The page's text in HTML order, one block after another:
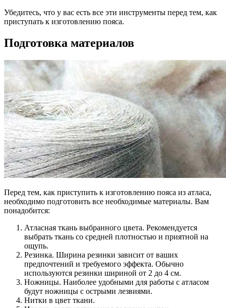
Убедитесь, что у вас есть все эти инструменты перед тем, как
приступать к изготовлению пояса.
Подготовка материалов
Перед тем, как приступить к изготовлению пояса из атласа,
необходимо подготовить все необходимые материалы. Вам
понадобится:
Атласная ткань выбранного цвета. Рекомендуется
выбрать ткань со средней плотностью и приятной на
ощупь.
Резинка. Ширина резинки зависит от ваших
предпочтений и требуемого эффекта. Обычно
используются резинки шириной от 2 до 4 см.
Ножницы. Наиболее удобными для работы с атласом
будут ножницы с острыми лезвиями.
Нитки в цвет ткани.